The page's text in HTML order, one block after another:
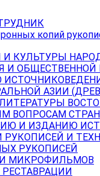
копий
КУЛЬТУРЫ
И
АЗИИ
ВОПРОСАМ
И ИЗДАНИЮ
РУКОПИСЕЙ И
РУКОПИСЕЙ
МИКРОФИЛЬМОВ